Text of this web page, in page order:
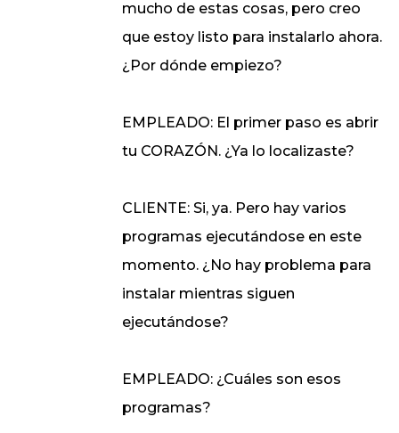
mucho de estas cosas, pero creo
que estoy listo para instalarlo ahora.
¿Por dónde empiezo?
EMPLEADO: El primer paso es abrir
tu CORAZÓN. ¿Ya lo localizaste?
CLIENTE: Si, ya. Pero hay varios
programas ejecutándose en este
momento. ¿No hay problema para
instalar mientras siguen
ejecutándose?
EMPLEADO: ¿Cuáles son esos
programas?